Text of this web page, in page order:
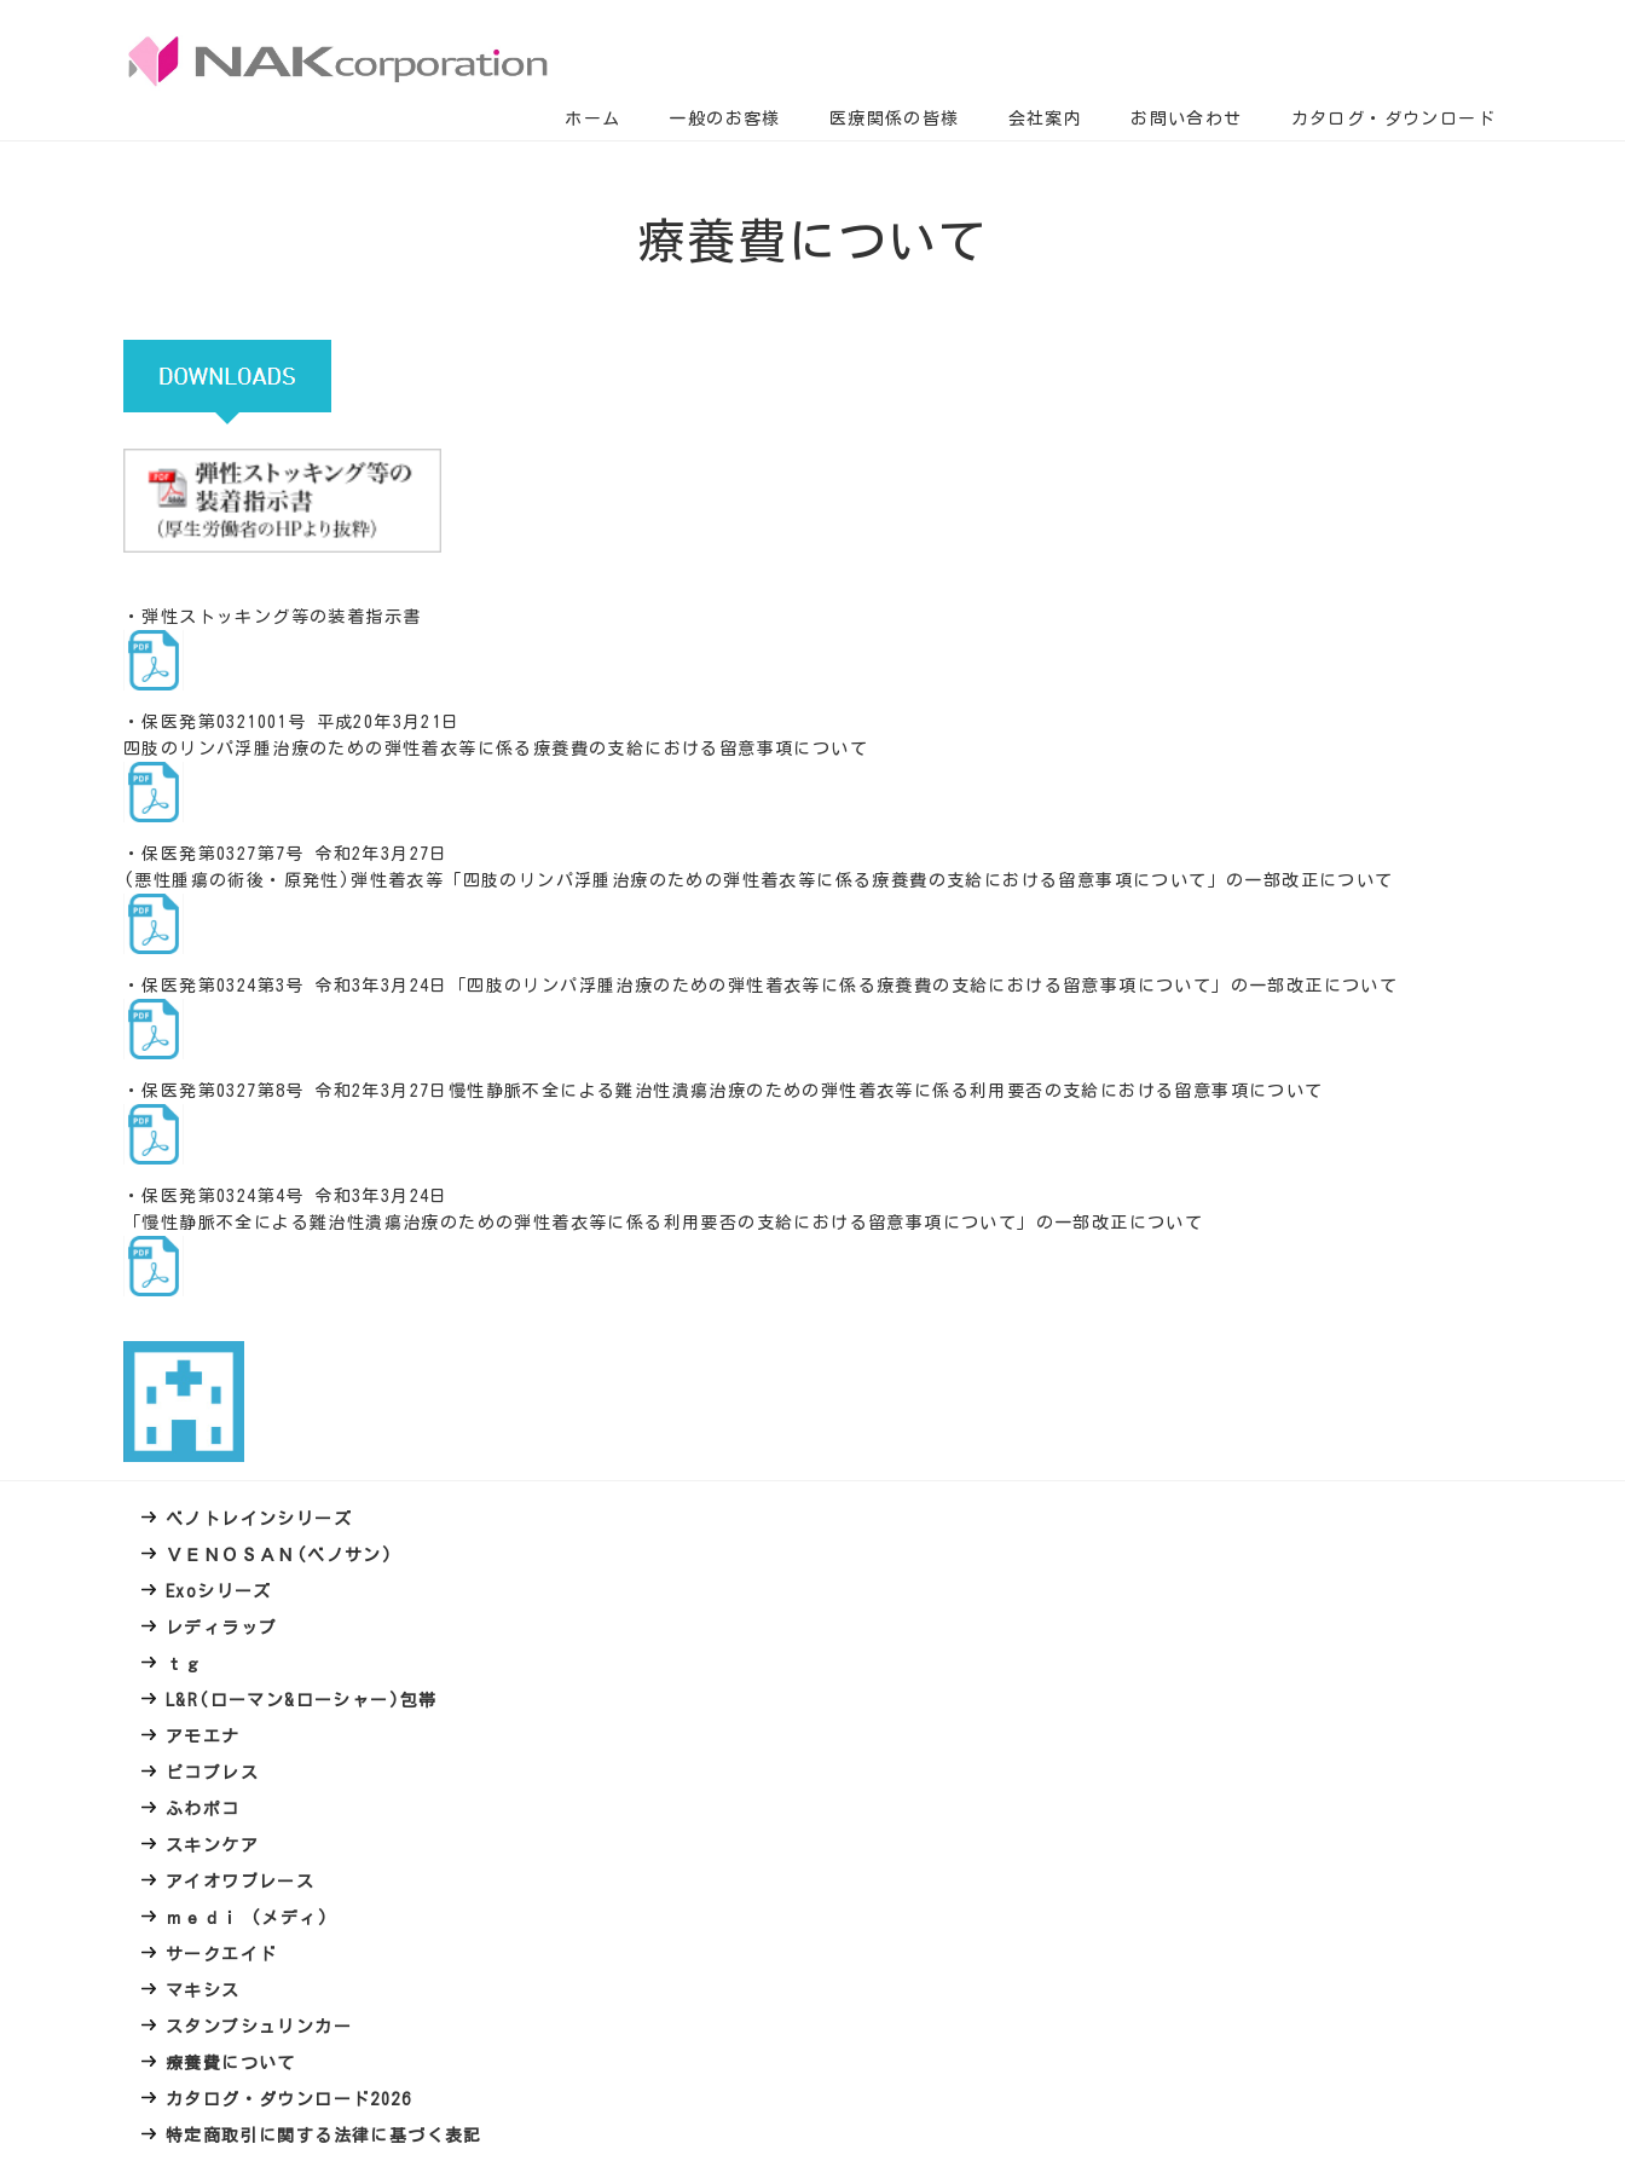
ホーム 一般のお客様 医療関係の皆様 会社案内 お問い合わせ カタログ・ダウンロード
療養費について
・弾性ストッキング等の装着指示書
・保医発第0321001号 平成20年3月21日
四肢のリンパ浮腫治療のための弾性着衣等に係る療養費の支給における留意事項について
・保医発第0327第7号 令和2年3月27日
(悪性腫瘍の術後・原発性)弾性着衣等 「四肢のリンパ浮腫治療のための弾性着衣等に係る療養費の支給における留意事項について」 の一部改正について
・保医発第0324第3号 令和3年3月24日 「四肢のリンパ浮腫治療のための弾性着衣等に係る療養費の支給における留意事項について」 の一部改正について
・保医発第0327第8号 令和2年3月27日 慢性静脈不全による難治性潰瘍治療のための弾性着衣等に係る利用要否の支給における留意事項について
・保医発第0324第4号 令和3年3月24日
「慢性静脈不全による難治性潰瘍治療のための弾性着衣等に係る利用要否の支給における留意事項について」 の一部改正について
ベノトレインシリーズ
ＶＥＮＯＳＡＮ(ベノサン)
Exoシリーズ
レディラップ
ｔｇ
L&R(ローマン&ローシャー)包帯
アモエナ
ピコプレス
ふわポコ
スキンケア
アイオワブレース
ｍｅｄｉ (メディ)
サークエイド
マキシス
スタンプシュリンカー
療養費について
カタログ・ダウンロード2026
特定商取引に関する法律に基づく表記